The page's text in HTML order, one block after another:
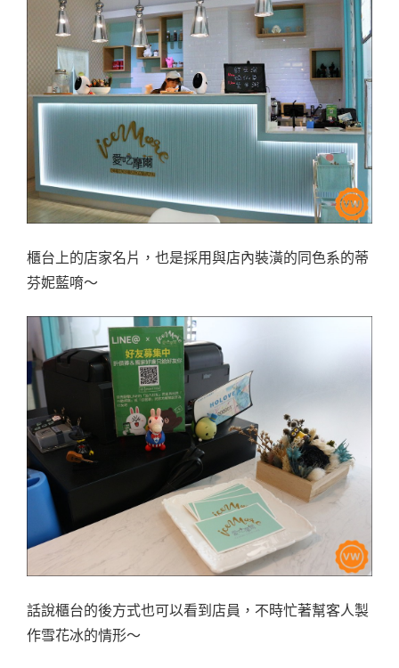
櫃台上的店家名片，也是採用與店內裝潢的同色系的蒂
芬妮藍唷～
話說櫃台的後方式也可以看到店員，不時忙著幫客人製
作雪花冰的情形～